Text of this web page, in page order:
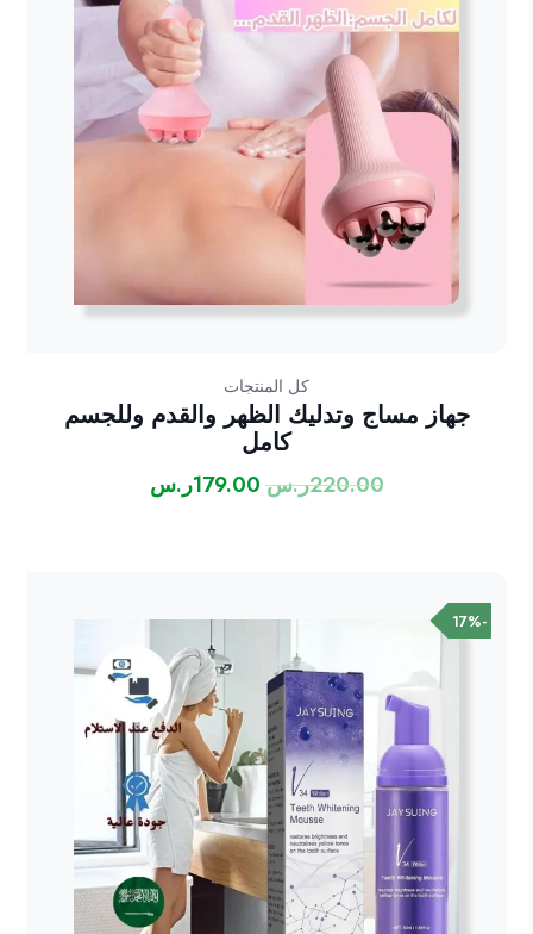
كل المنتجات
جهاز مساج وتدليك الظهر والقدم وللجسم
كامل
220.00ر.س السعر
179.00ر.س
-17%